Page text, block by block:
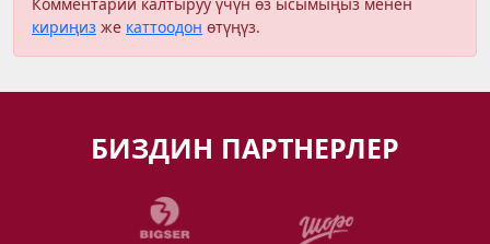
Комментарий калтыруу үчүн өз ысымыңыз менен
кириңиз же каттоодон өтүңүз.
БИЗДИН ПАРТНЕРЛЕР